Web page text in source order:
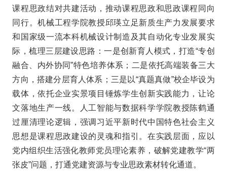
课程思政结对共建活动，推动课程思政和思政课程同向
同行。机械工程学院教授邱瑛立足新质生产力发展要求
和国家级一流本科机械设计制造及其自动化专业发展实
际，梳理三层建设思路：一是创新育人模式，打造“专创
融合、内外协同”特色培养体系；二是依托高端装备三大
方向，搭建分层育人体系；三是以“真题真做”校企毕设为
载体，依托企业实景项目锤炼学生创新实践能力，让论
文落地生产一线。人工智能与数据科学学院教授陈鹤通
过厘清理论逻辑，强调习近平新时代中国特色社会主义
思想是课程思政建设的灵魂和指引。在实践层面，应以
党内组织生活强化教师党员理论素养，破解党建教学“两
张皮”问题，打通党建资源与专业思政素材转化通道。